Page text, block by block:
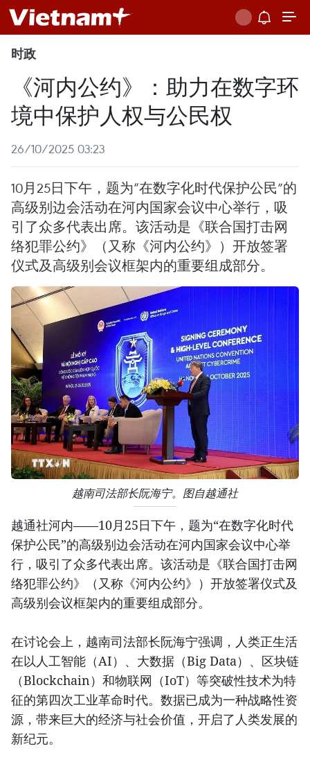
时政
《河内公约》：助力在数字环
境中保护人权与公民权
26/10/2025 03:23
10月25日下午，题为“在数字化时代保护公民”的
高级别边会活动在河内国家会议中心举行，吸
引了众多代表出席。该活动是《联合国打击网
络犯罪公约》（又称《河内公约》）开放签署
仪式及高级别会议框架内的重要组成部分。
越南司法部长阮海宁。图自越通社
越通社河内——10月25日下午，题为“在数字化时代
保护公民”的高级别边会活动在河内国家会议中心举
行，吸引了众多代表出席。该活动是《联合国打击网
络犯罪公约》（又称《河内公约》）开放签署仪式及
高级别会议框架内的重要组成部分。
在讨论会上，越南司法部长阮海宁强调，人类正生活
在以人工智能（AI）、大数据（Big Data）、区块链
（Blockchain）和物联网（IoT）等突破性技术为特
征的第四次工业革命时代。数据已成为一种战略性资
源，带来巨大的经济与社会价值，开启了人类发展的
新纪元。